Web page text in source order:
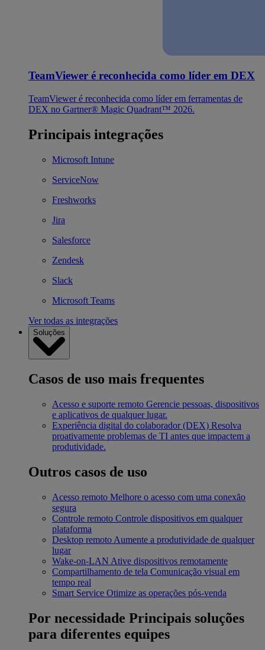
TeamViewer é reconhecida como líder em DEX
TeamViewer é reconhecida como líder em ferramentas de
DEX no Gartner® Magic Quadrant™ 2026.
Principais integrações
Microsoft Intune
ServiceNow
Freshworks
Jira
Salesforce
Zendesk
Slack
Microsoft Teams
Ver todas as integrações
Soluções
Casos de uso mais frequentes
Acesso e suporte remoto Gerencie pessoas, dispositivos
e aplicativos de qualquer lugar.
Experiência digital do colaborador (DEX) Resolva
proativamente problemas de TI antes que impactem a
produtividade.
Outros casos de uso
Acesso remoto Melhore o acesso com uma conexão
segura
Controle remoto Controle dispositivos em qualquer
plataforma
Desktop remoto Aumente a produtividade de qualquer
lugar
Wake-on-LAN Ative dispositivos remotamente
Compartilhamento de tela Comunicação visual em
tempo real
Smart Service Otimize as operações pós-venda
Por necessidade Principais soluções
para diferentes equipes